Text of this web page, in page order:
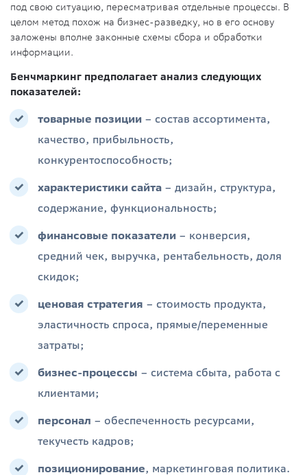
под свою ситуацию, пересматривая отдельные процессы. В
целом метод похож на бизнес-разведку, но в его основу
заложены вполне законные схемы сбора и обработки
информации.
Бенчмаркинг предполагает анализ следующих
показателей:
товарные позиции – состав ассортимента,
качество, прибыльность,
конкурентоспособность;
характеристики сайта – дизайн, структура,
содержание, функциональность;
финансовые показатели – конверсия,
средний чек, выручка, рентабельность, доля
скидок;
ценовая стратегия – стоимость продукта,
эластичность спроса, прямые/переменные
затраты;
бизнес-процессы – система сбыта, работа с
клиентами;
персонал – обеспеченность ресурсами,
текучесть кадров;
позиционирование, маркетинговая политика.